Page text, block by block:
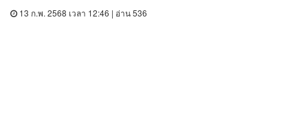
13 ก.พ. 2568 เวลา 12:46 | อ่าน 536